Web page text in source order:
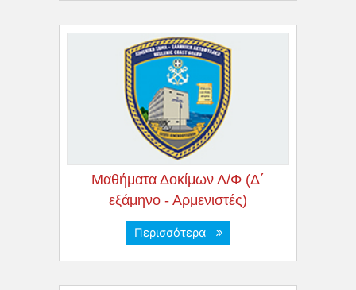
Μαθήματα Δοκίμων Λ/Φ (Δ΄
εξάμηνο - Αρμενιστές)
Περισσότερα